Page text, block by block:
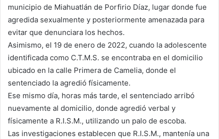
municipio de Miahuatlán de Porfirio Díaz, lugar donde fue
agredida sexualmente y posteriormente amenazada para
evitar que denunciara los hechos.
Asimismo, el 19 de enero de 2022, cuando la adolescente
identificada como C.T.M.S. se encontraba en el domicilio
ubicado en la calle Primera de Camelia, donde el
sentenciado la agredió físicamente.
Ese mismo día, horas más tarde, el sentenciado arribó
nuevamente al domicilio, donde agredió verbal y
físicamente a R.I.S.M., utilizando un palo de escoba.
Las investigaciones establecen que R.I.S.M., mantenía una